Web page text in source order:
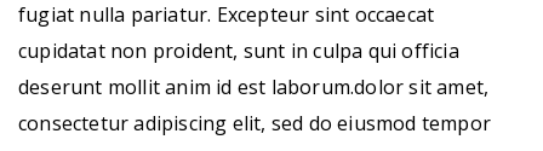
fugiat nulla pariatur. Excepteur sint occaecat
cupidatat non proident, sunt in culpa qui officia
deserunt mollit anim id est laborum.dolor sit amet,
consectetur adipiscing elit, sed do eiusmod tempor